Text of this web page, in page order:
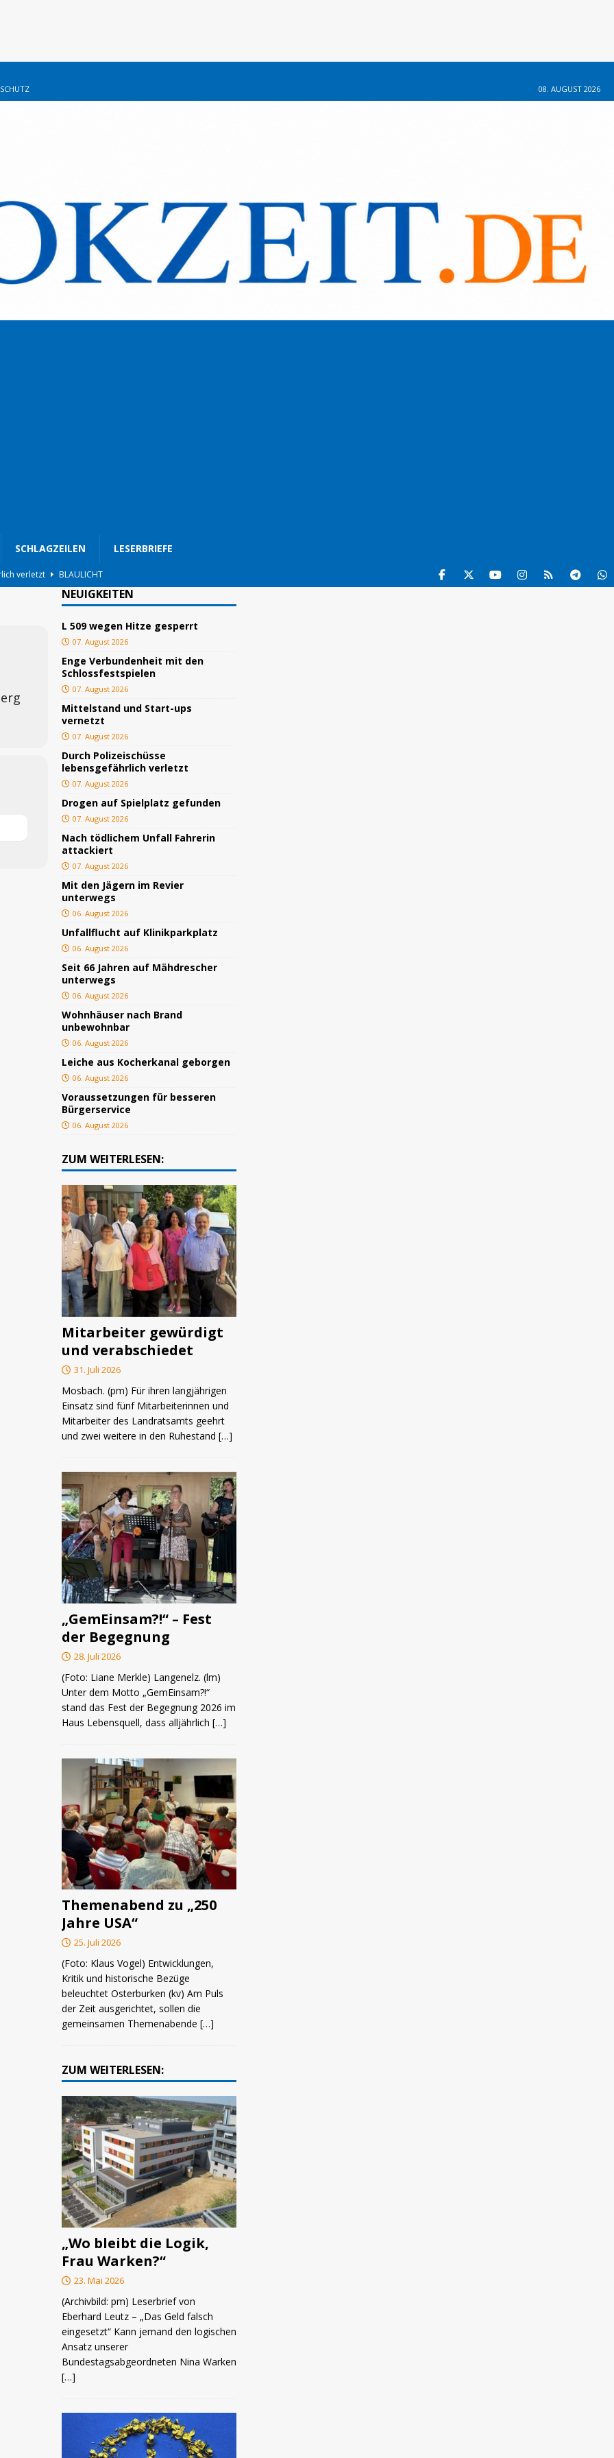
08. AUGUST 2026
SCHLAGZEILEN LESERBRIEFE
verletzt
BLAULICHT
BLAULICHT
JUGEND/BILDUNG
BLAULICHT
KULTUR
NEUIGKEITEN
L 509 wegen Hitze gesperrt
07. August 2026
Enge Verbundenheit mit den
Schlossfestspielen
07. August 2026
Mittelstand und Start-ups
vernetzt
07. August 2026
Durch Polizeischüsse
lebensgefährlich verletzt
07. August 2026
Drogen auf Spielplatz gefunden
07. August 2026
Nach tödlichem Unfall Fahrerin
attackiert
07. August 2026
Mit den Jägern im Revier
unterwegs
06. August 2026
Unfallflucht auf Klinikparkplatz
06. August 2026
Seit 66 Jahren auf Mähdrescher
unterwegs
06. August 2026
Wohnhäuser nach Brand
unbewohnbar
06. August 2026
Leiche aus Kocherkanal geborgen
06. August 2026
Voraussetzungen für besseren
Bürgerservice
06. August 2026
ZUM WEITERLESEN:
Mitarbeiter gewürdigt
und verabschiedet
31. Juli 2026
Mosbach. (pm) Für ihren langjährigen
Einsatz sind fünf Mitarbeiterinnen und
Mitarbeiter des Landratsamts geehrt
und zwei weitere in den Ruhestand […]
„GemEinsam?!“ – Fest
der Begegnung
28. Juli 2026
(Foto: Liane Merkle) Langenelz. (lm)
Unter dem Motto „GemEinsam?!“
stand das Fest der Begegnung 2026 im
Haus Lebensquell, dass alljährlich […]
Themenabend zu „250
Jahre USA“
25. Juli 2026
(Foto: Klaus Vogel) Entwicklungen,
Kritik und historische Bezüge
beleuchtet Osterburken (kv) Am Puls
der Zeit ausgerichtet, sollen die
gemeinsamen Themenabende […]
ZUM WEITERLESEN:
„Wo bleibt die Logik,
Frau Warken?“
23. Mai 2026
(Archivbild: pm) Leserbrief von
Eberhard Leutz – „Das Geld falsch
eingesetzt“ Kann jemand den logischen
Ansatz unserer
Bundestagsabgeordneten Nina Warken
[…]